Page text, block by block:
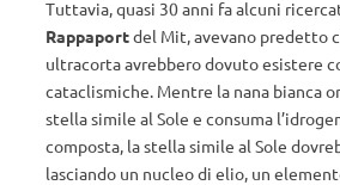
Tuttavia, quasi 30 anni fa alcuni
Rappaportdel Mit, avevano predetto
ultracorta avrebbero dovuto esistere
cataclismiche. Mentre la nana bianca
stella simile al Sole e consuma
composta, la stella simile al Sole
lasciando un nucleo di elio, un